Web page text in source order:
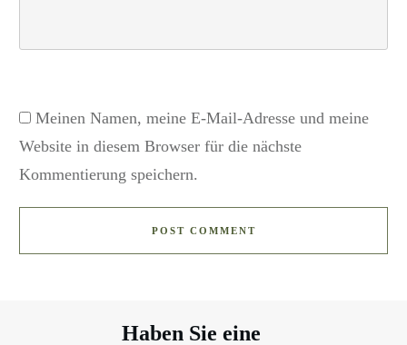
Meinen Namen, meine E-Mail-Adresse und meine
Website in diesem Browser für die nächste
Kommentierung speichern.
POST COMMENT
Haben Sie eine